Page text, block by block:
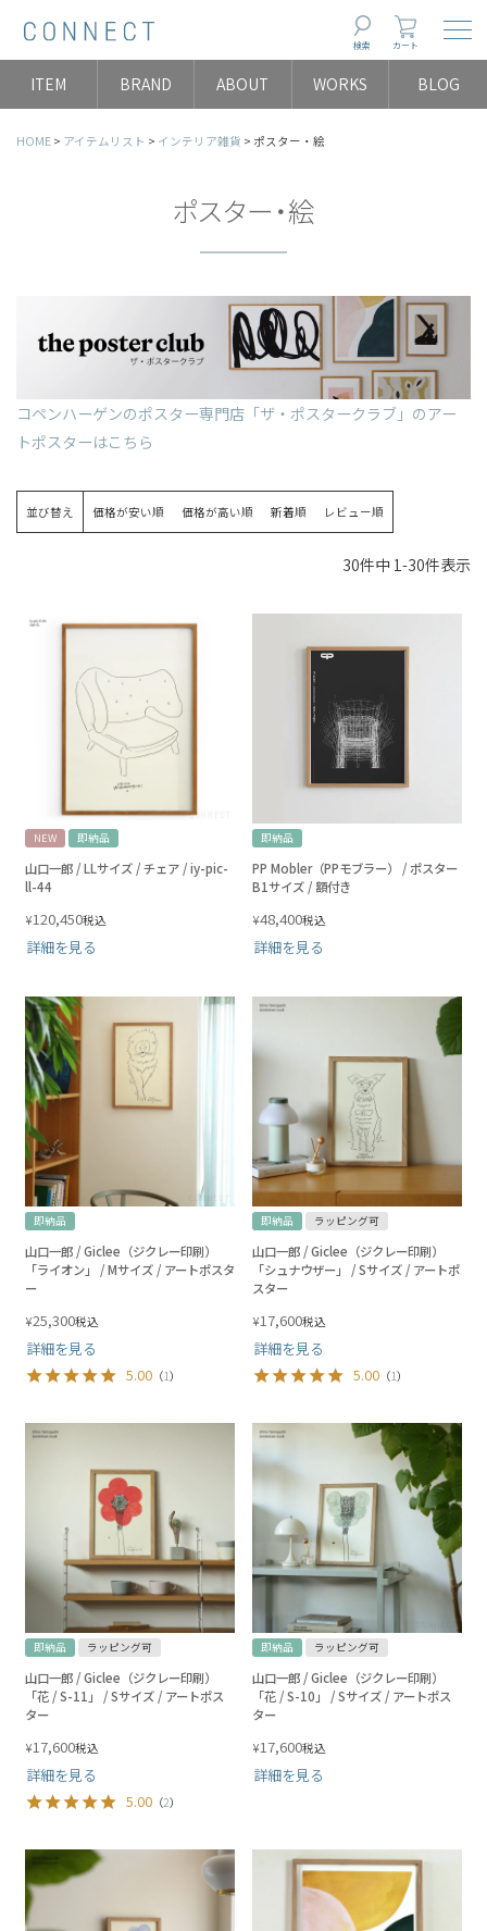
検索 カート
ITEM BRAND ABOUT WORKS BLOG
HOME アイテムリスト インテリア雑貨 ポスター・絵
ポスター・絵
コペンハーゲンのポスター専門店「ザ・ポスタークラブ」のアー
トポスターはこちら
並び替え 価格が安い順 価格が高い順 新着順 レビュー順
30件中 1 -30件表示
NEW 即納品
山口一郎 / LLサイズ / チェア / iy-pic-
ll-44
¥120,450税込
詳細を見る
即納品
PP Mobler（PPモブラー） / ポスター
B1サイズ / 額付き
¥48,400税込
詳細を見る
即納品
山口一郎 / Giclee（ジクレー印刷）
「ライオン」 / Mサイズ / アートポスタ
ー
¥25,300税込
詳細を見る
5.00 （1）
即納品 ラッピング可
山口一郎 / Giclee（ジクレー印刷）
「シュナウザー」 / Sサイズ / アートポ
スター
¥17,600税込
詳細を見る
5.00 （1）
即納品 ラッピング可
山口一郎 / Giclee（ジクレー印刷）
「花 / S-11」 / Sサイズ / アートポス
ター
¥17,600税込
詳細を見る
5.00 （2）
即納品 ラッピング可
山口一郎 / Giclee（ジクレー印刷）
「花 / S-10」 / Sサイズ / アートポス
ター
¥17,600税込
詳細を見る